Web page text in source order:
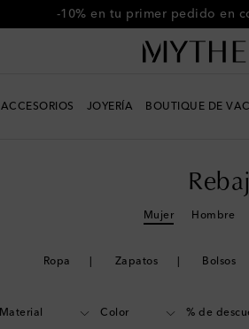
Usa el código FIRST10 para
ACCESORIOS JOYERÍA BOUTIQUE DE
Mujer Hombre
Ropa Zapatos Bolsos
Material Color % de